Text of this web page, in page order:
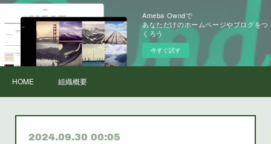
Ameba Owndで
あなただけのホームページやブログをつ
くろう
今すぐ試す
HOME 組織概要
2024.09.30 00:05